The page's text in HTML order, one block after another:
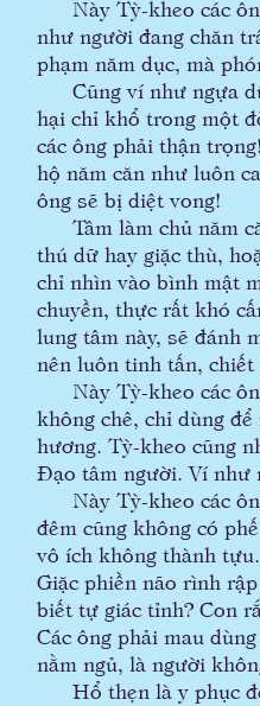
Này Tỳ-kheo các
như người đang chăn
phạm năm dục, mà
Cũng ví như ngựa
hại chỉ khổ trong một
các ông phải thận trọng!
hộ năm căn như luôn
ông sẽ bị diệt vong!
Tâm làm chủ năm
thú dữ hay giặc thù,
chỉ nhìn vào bình mật
chuyền, thực rất khó
lung tâm này, sẽ đánh
nên luôn tinh tấn,
Này Tỳ-kheo các
không chê, chỉ dùng
hương. Tỳ-kheo cũng
Đạo tâm người. Ví như
Này Tỳ-kheo các
đêm cũng không có
vô ích không thành
Giặc phiền não rình
biết tự giác tỉnh? Con
Các ông phải mau
nằm ngủ, là người
Hổ thẹn là y phục